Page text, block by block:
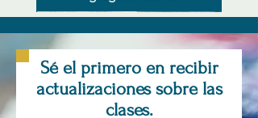
New Arrival
New Arrival
New Arrival
New Arrival
New Arrival
New Arrival
New Arrival
New Arrival
New Arrival
New Arrival
New Arrival
New Arrival
Sé el primero en recibir
actualizaciones sobre las
clases.